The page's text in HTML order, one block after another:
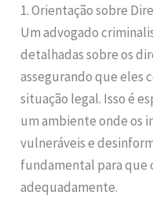
1. Orientação sobre
Um advogado
detalhadas sobre os
assegurando que eles
situação legal. Isso é
um ambiente onde os
vulneráveis e
fundamental para que
adequadamente.